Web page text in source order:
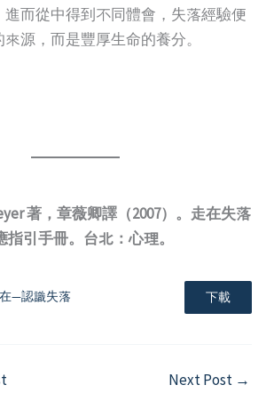
而從中得到不同體會，失落經驗便
源，而是豐厚生命的養分。
著，章薇卿譯（2007）。走在失落
引手冊。台北：心理。
—認識失落 下載
Next Post →